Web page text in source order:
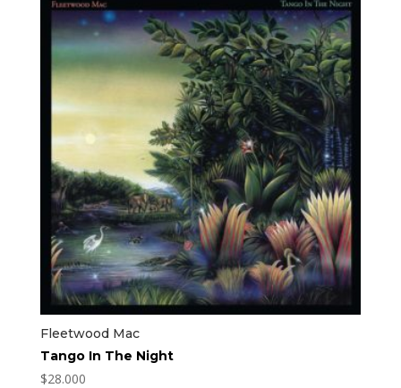
Fleetwood Mac
Tango In The Night
$28.000